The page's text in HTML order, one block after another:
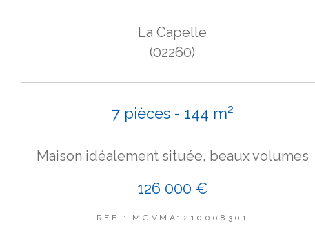
La Capelle
(02260)
7 pièces - 144 m²
Maison idéalement située, beaux volumes
126 000 €
REF : MGVMA1210008301